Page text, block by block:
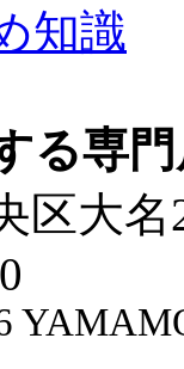
知識
る専
区大